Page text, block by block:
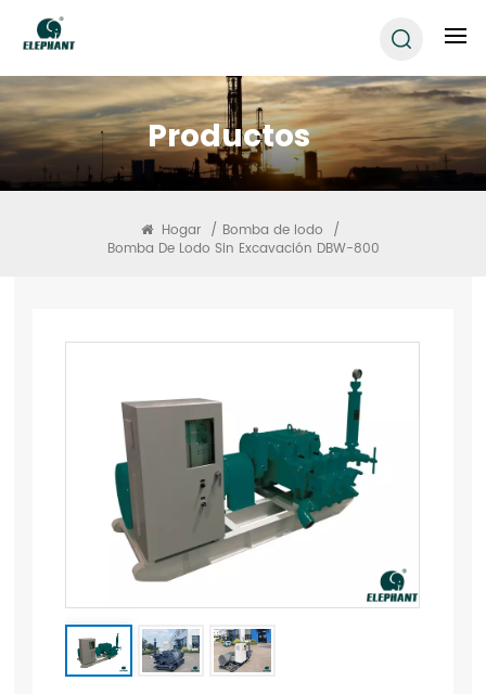
Productos
Hogar / Bomba de lodo /
Bomba De Lodo Sin Excavación DBW-800